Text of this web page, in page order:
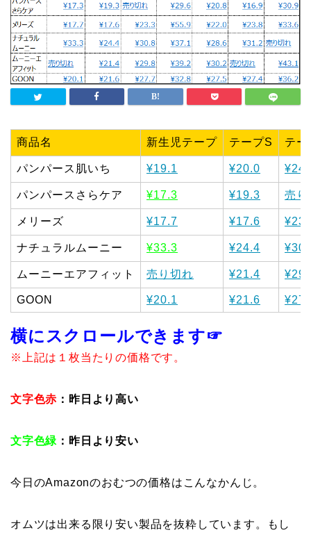
商品名 新生児テープ テープS テー
パンパース肌いち ¥19.1 ¥20.0
パンパースさらケア ¥17.3 ¥19.3 売り
メリーズ ¥17.7 ¥17.6
ナチュラルムーニー ¥33.3 ¥24.4
ムーニーエアフィット 売り切れ ¥21.4
GOON ¥20.1 ¥21.6
横にスクロールできます☞
※上記は１枚当たりの価格です。
文字色赤 ：昨日より高い
文字色緑 ：昨日より安い
今日のAmazonのおむつの価格はこんなかんじ。
オムツは出来る限り安い製品を抜粋しています。もし